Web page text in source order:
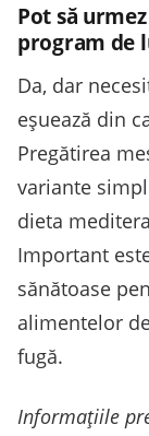
Pot să
program de
Da, dar
eșuează din
Pregătirea
variante
dieta
Important
sănătoase
alimentelor
fugă.
Informațiile